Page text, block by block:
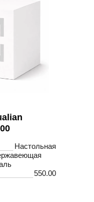
Настольная
550.00